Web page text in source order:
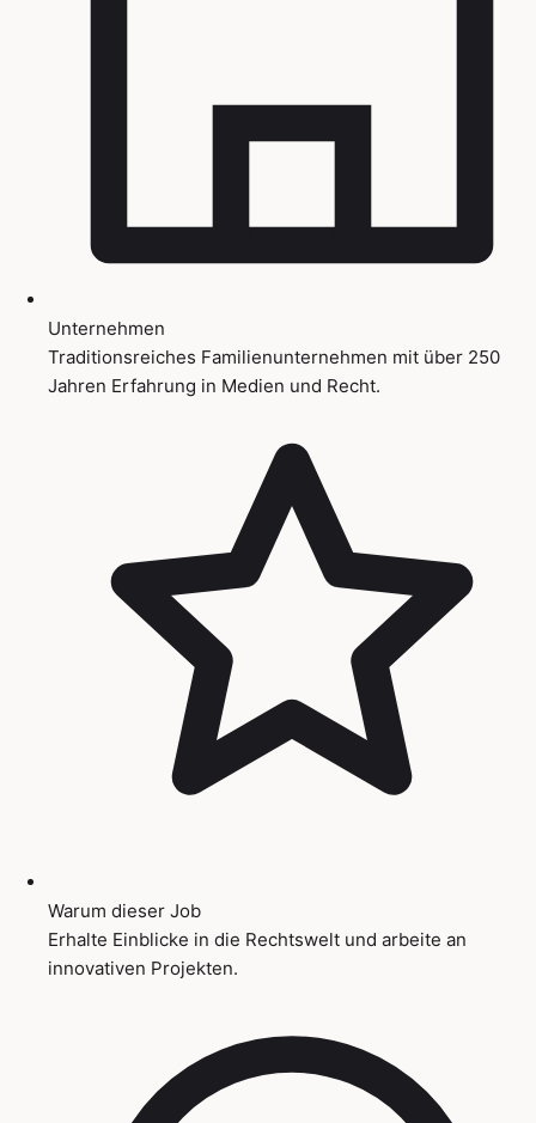
Unternehmen
Traditionsreiches Familienunternehmen mit über 250
Jahren Erfahrung in Medien und Recht.
Warum dieser Job
Erhalte Einblicke in die Rechtswelt und arbeite an
innovativen Projekten.